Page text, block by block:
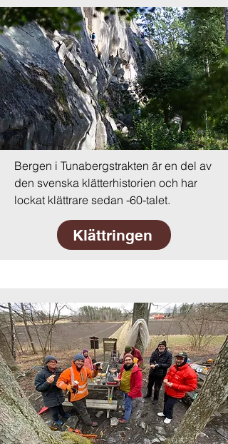
Bergen i Tunabergstrakten är en del av
den svenska klätterhistorien och har
lockat klättrare sedan -60-talet.
Klättringen